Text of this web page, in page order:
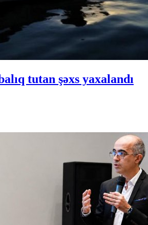
tutan şəxs yaxalandı